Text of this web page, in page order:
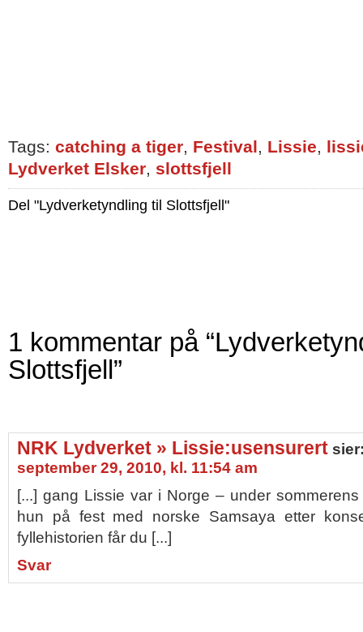
Tags: catching a tiger, Festival, Lissie,
Lydverket Elsker, slottsfjell
Del "Lydverketyndling til Slottsfjell"
1 kommentar på
Slottsfjell”
NRK Lydverket » Lissie:usensurert
september 29, 2010, kl. 11:54 am
[...] gang Lissie var i Norge – under
hun på fest med norske Samsaya etter
fyllehistorien får du [...]
Svar